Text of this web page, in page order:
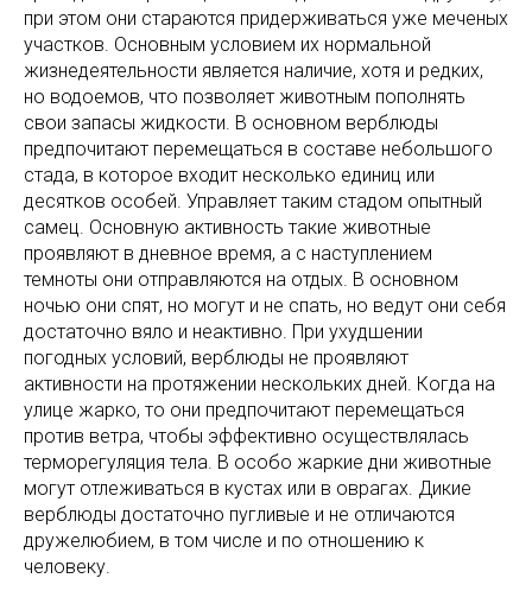
при этом они стараются придерживаться уже меченых
участков. Основным условием их нормальной
жизнедеятельности является наличие, хотя и редких,
но водоемов, что позволяет животным пополнять
свои запасы жидкости. В основном верблюды
предпочитают перемещаться в составе небольшого
стада, в которое входит несколько единиц или
десятков особей. Управляет таким стадом опытный
самец. Основную активность такие животные
проявляют в дневное время, а с наступлением
темноты они отправляются на отдых. В основном
ночью они спят, но могут и не спать, но ведут они себя
достаточно вяло и неактивно. При ухудшении
погодных условий, верблюды не проявляют
активности на протяжении нескольких дней. Когда на
улице жарко, то они предпочитают перемещаться
против ветра, чтобы эффективно осуществлялась
терморегуляция тела. В особо жаркие дни животные
могут отлеживаться в кустах или в оврагах. Дикие
верблюды достаточно пугливые и не отличаются
дружелюбием, в том числе и по отношению к
человеку.